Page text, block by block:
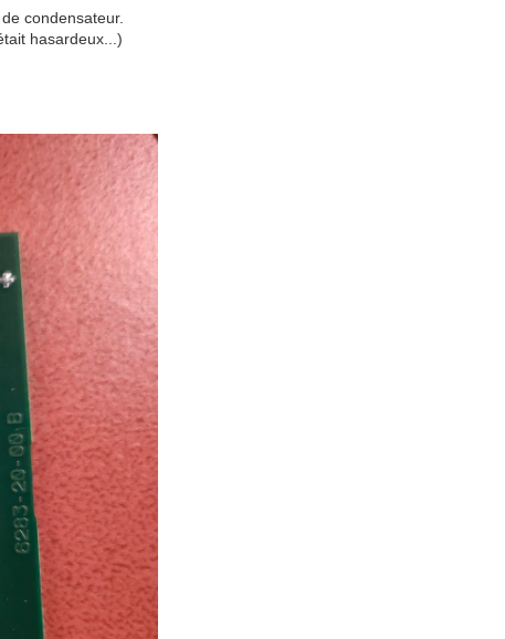
condensateur.
hasardeux...)